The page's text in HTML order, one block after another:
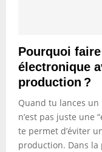
Pourquoi
électronique
production ?
Quand tu lances
n’est pas juste une
te permet d’éviter
production. Dans